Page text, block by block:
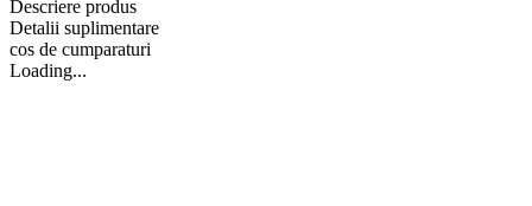
Descriere produs
Detalii suplimentare
cos de cumparaturi
Loading...